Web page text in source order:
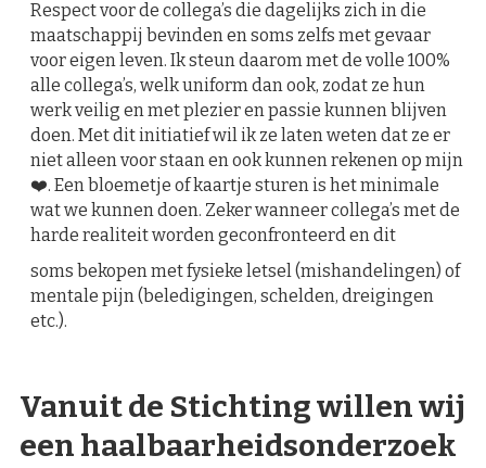
Respect voor de collega’s die dagelijks zich in die
maatschappij bevinden en soms zelfs met gevaar
voor eigen leven. Ik steun daarom met de volle 100%
alle collega’s, welk uniform dan ook, zodat ze hun
werk veilig en met plezier en passie kunnen blijven
doen. Met dit initiatief wil ik ze laten weten dat ze er
niet alleen voor staan en ook kunnen rekenen op mijn
❤️. Een bloemetje of kaartje sturen is het minimale
wat we kunnen doen. Zeker wanneer collega’s met de
harde realiteit worden geconfronteerd en dit
soms bekopen met fysieke letsel (mishandelingen) of
mentale pijn (beledigingen, schelden, dreigingen
etc.).
Vanuit de Stichting willen wij
een haalbaarheidsonderzoek